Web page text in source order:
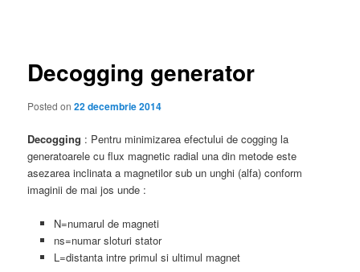
Decogging generator
Posted on22 decembrie 2014
Decogging : Pentru minimizarea efectului de cogging la
generatoarele cu flux magnetic radial una din metode este
asezarea inclinata a magnetilor sub un unghi (alfa) conform
imaginii de mai jos unde :
N=numarul de magneti
ns=numar sloturi stator
L=distanta intre primul si ultimul magnet